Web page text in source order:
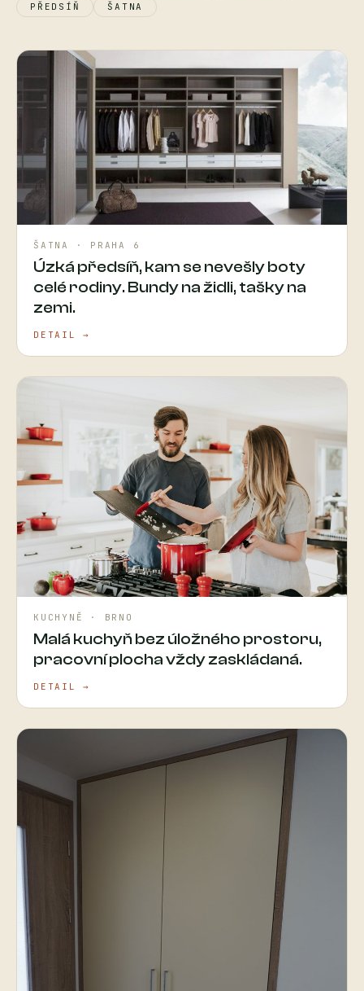
PŘEDSÍŇ
ŠATNA
ŠATNA · PRAHA 6
Úzká předsíň, kam se nevešly boty
celé rodiny. Bundy na židli, tašky na
zemi.
DETAIL →
KUCHYNĚ · BRNO
Malá kuchyň bez úložného prostoru,
pracovní plocha vždy zaskládaná.
DETAIL →